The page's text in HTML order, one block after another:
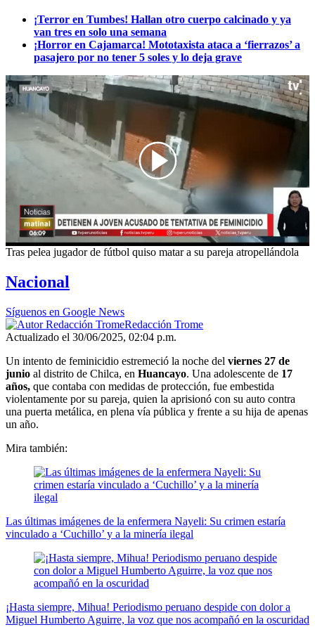
¡Terror en Tumbes! Hallan otro cuerpo calcinado y ya
van tres en solo una semana
¡Horror en Cajamarca! Mototaxista ataca a ‘fierrazos’ a
pasajero por no tener 5 soles y lo deja grave
00:00/00:45
Tras pelea jugador de fútbol quiso matar a su pareja atropellándola
Nacional
Síguenos en Google News
Redacción Trome
Actualizado el 30/06/2025, 02:04 p.m.
Un intento de feminicidio estremeció la noche del viernes 27 de
junio al distrito de Chilca, en Huancayo. Una adolescente de 17
años, que contaba con medidas de protección, fue embestida
violentamente por su pareja, quien la aprisionó con su auto contra
una puerta metálica, en plena vía pública y frente a su hija de apenas
un año.
Mira también:
Las últimas imágenes de la enfermera Nayeli: Su crimen estaría
vinculado a ‘Cuchillo’ y a la minería ilegal
¡Hasta siempre, Mihua! Periodismo peruano despide con dolor a
Miguel Humberto Aguirre, la voz que nos acompañó en la oscuridad